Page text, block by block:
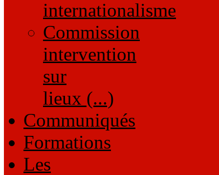
internationalisme
Commission
intervention
sur
lieux (...)
Communiqués
Formations
Les